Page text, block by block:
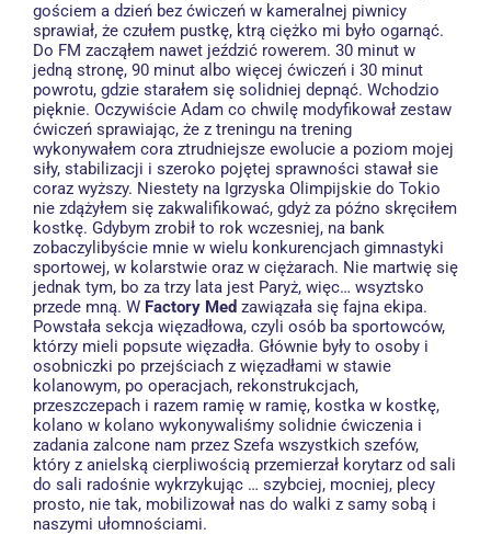
gościem a dzień bez ćwiczeń w kameralnej piwnicy
sprawiał, że czułem pustkę, ktrą ciężko mi było ogarnąć.
Do FM zacząłem nawet jeździć rowerem. 30 minut w
jedną stronę, 90 minut albo więcej ćwiczeń i 30 minut
powrotu, gdzie starałem się solidniej depnąć. Wchodzio
pięknie. Oczywiście Adam co chwilę modyfikował zestaw
ćwiczeń sprawiając, że z treningu na trening
wykonywałem cora ztrudniejsze ewolucie a poziom mojej
siły, stabilizacji i szeroko pojętej sprawności stawał sie
coraz wyższy. Niestety na Igrzyska Olimpijskie do Tokio
nie zdążyłem się zakwalifikować, gdyż za późno skręciłem
kostkę. Gdybym zrobił to rok wczesniej, na bank
zobaczylibyście mnie w wielu konkurencjach gimnastyki
sportowej, w kolarstwie oraz w ciężarach. Nie martwię się
jednak tym, bo za trzy lata jest Paryż, więc… wsyztsko
przede mną. W Factory Med zawiązała się fajna ekipa.
Powstała sekcja więzadłowa, czyli osób ba sportowców,
którzy mieli popsute więzadła. Głównie były to osoby i
osobniczki po przejściach z więzadłami w stawie
kolanowym, po operacjach, rekonstrukcjach,
przeszczepach i razem ramię w ramię, kostka w kostkę,
kolano w kolano wykonywaliśmy solidnie ćwiczenia i
zadania zalcone nam przez Szefa wszystkich szefów,
który z anielską cierpliwością przemierzał korytarz od sali
do sali radośnie wykrzykując … szybciej, mocniej, plecy
prosto, nie tak, mobilizował nas do walki z samy sobą i
naszymi ułomnościami.